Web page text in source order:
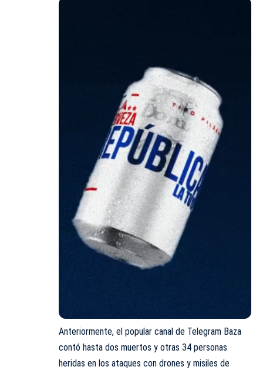
Anteriormente, el popular canal de Telegram Baza
contó hasta dos muertos y otras 34 personas
heridas en los ataques con drones y misiles de